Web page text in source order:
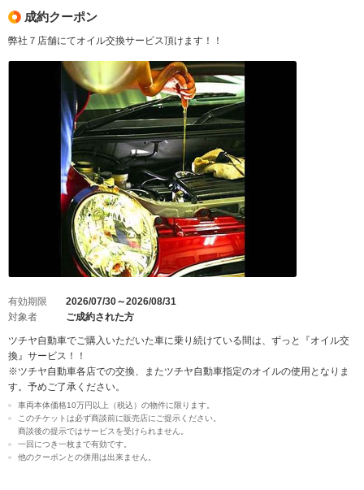
成約クーポン
弊社７店舗にてオイル交換サービス頂けます！！
有効期限
2026/07/30～2026/08/31
対象者
ご成約された方
ツチヤ自動車でご購入いただいた車に乗り続けている間は、ずっと『オイル交
換』サービス！！
※ツチヤ自動車各店での交換、またツチヤ自動車指定のオイルの使用となりま
す。予めご了承ください。
車両本体価格10万円以上（税込）の物件に限ります。
このチケットは必ず商談前に販売店にご提示ください。
商談後の提示ではサービスを受けられません。
一回につき一枚まで有効です。
他のクーポンとの併用は出来ません。